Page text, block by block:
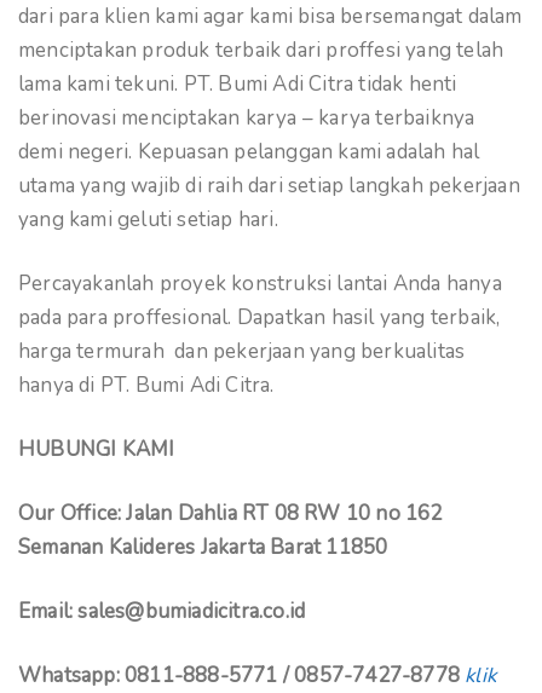
dari para klien kami agar kami bisa bersemangat dalam
menciptakan produk terbaik dari proffesi yang telah
lama kami tekuni. PT. Bumi Adi Citra tidak henti
berinovasi menciptakan karya – karya terbaiknya
demi negeri. Kepuasan pelanggan kami adalah hal
utama yang wajib di raih dari setiap langkah pekerjaan
yang kami geluti setiap hari.
Percayakanlah proyek konstruksi lantai Anda hanya
pada para proffesional. Dapatkan hasil yang terbaik,
harga termurah dan pekerjaan yang berkualitas
hanya di PT. Bumi Adi Citra.
HUBUNGI KAMI
Our Office: Jalan Dahlia RT 08 RW 10 no 162
Semanan Kalideres Jakarta Barat 11850
Email: sales@bumiadicitra.co.id
Whatsapp: 0811-888-5771 / 0857-7427-8778 klik